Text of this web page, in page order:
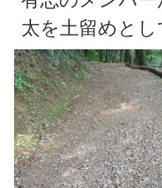
太を土留めとし